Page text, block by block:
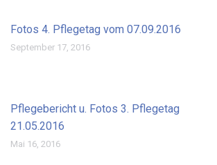
Fotos 4. Pflegetag vom 07.09.2016
September 17, 2016
Pflegebericht u. Fotos 3. Pflegetag
21.05.2016
Mai 16, 2016